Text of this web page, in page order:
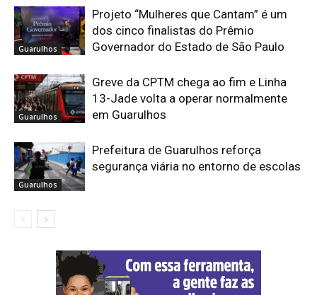
Guarulhos
Projeto “Mulheres que Cantam” é um
dos cinco finalistas do Prêmio
Governador do Estado de São Paulo
Guarulhos
Greve da CPTM chega ao fim e Linha
13-Jade volta a operar normalmente
em Guarulhos
Guarulhos
Prefeitura de Guarulhos reforça
segurança viária no entorno de escolas